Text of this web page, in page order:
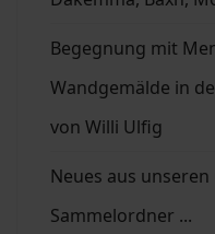
Begegnung mit
Wandgemälde in
von Willi Ulfig
Neues aus
Sammelordner ...